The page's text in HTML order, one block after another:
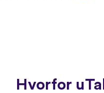
Hvorfor